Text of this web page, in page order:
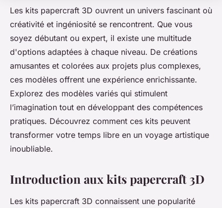
Les kits papercraft 3D ouvrent un univers fascinant où
créativité et ingéniosité se rencontrent. Que vous
soyez débutant ou expert, il existe une multitude
d'options adaptées à chaque niveau. De créations
amusantes et colorées aux projets plus complexes,
ces modèles offrent une expérience enrichissante.
Explorez des modèles variés qui stimulent
l’imagination tout en développant des compétences
pratiques. Découvrez comment ces kits peuvent
transformer votre temps libre en un voyage artistique
inoubliable.
Introduction aux kits papercraft 3D
Les kits papercraft 3D connaissent une popularité